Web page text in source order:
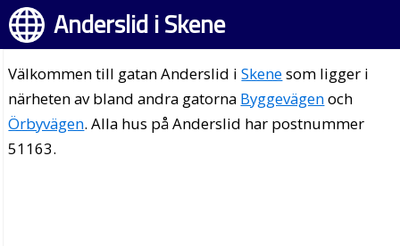
Anderslid i Skene
Välkommen till gatan Anderslid iSkenesom ligger i
närheten av bland andra gatorna Byggevägenoch
Örbyvägen. Alla hus på Anderslid har postnummer
51163.